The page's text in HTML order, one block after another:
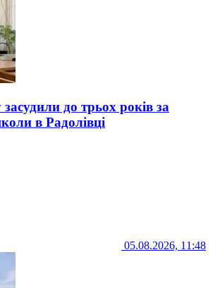
до трьох років за
в Радолівці
05.08.2026, 11:48